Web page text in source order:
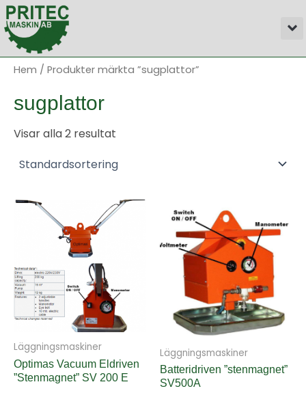
Hoppa
till
innehåll
Hem / Produkter märkta ”sugplattor”
sugplattor
Visar alla 2 resultat
Läggningsmaskiner
Optimas Vacuum Eldriven
”Stenmagnet” SV 200 E
Läggningsmaskiner
Batteridriven ”stenmagnet”
SV500A